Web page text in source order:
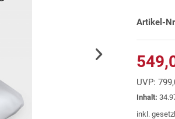
Artikel-
UVP:
Inhalt:
inkl.